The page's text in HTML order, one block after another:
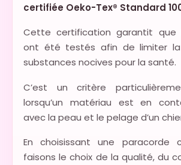
certifiée Oeko-Tex® Standard
Cette certification garantit que
ont été testés afin de limiter
substances nocives pour la santé.
C’est un critère
lorsqu’un matériau est en
avec la peau et le pelage d’un
En choisissant une paracorde
faisons le choix de la qualité, du